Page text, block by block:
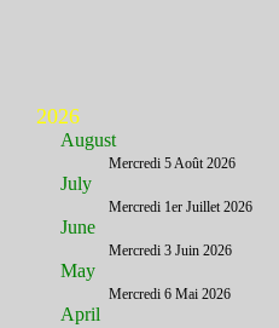
Le meilleur des Etats-
Consulter l’annuaire
2026
August
Mercredi 5 Août 2026
July
Mercredi 1er Juillet 2026
June
Mercredi 3 Juin 2026
May
Mercredi 6 Mai 2026
April